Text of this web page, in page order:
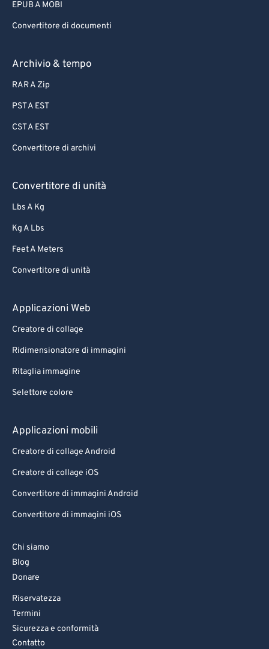
EPUB A MOBI
Convertitore di documenti
Archivio & tempo
RAR A Zip
PST A EST
CST A EST
Convertitore di archivi
Convertitore di unità
Lbs A Kg
Kg A Lbs
Feet A Meters
Convertitore di unità
Applicazioni Web
Creatore di collage
Ridimensionatore di immagini
Ritaglia immagine
Selettore colore
Applicazioni mobili
Creatore di collage Android
Creatore di collage iOS
Convertitore di immagini Android
Convertitore di immagini iOS
Chi siamo
Blog
Donare
Riservatezza
Termini
Sicurezza e conformità
Contatto